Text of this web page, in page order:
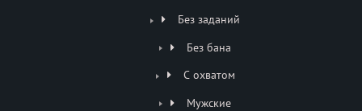
Без заданий
Без бана
С охватом
Мужские